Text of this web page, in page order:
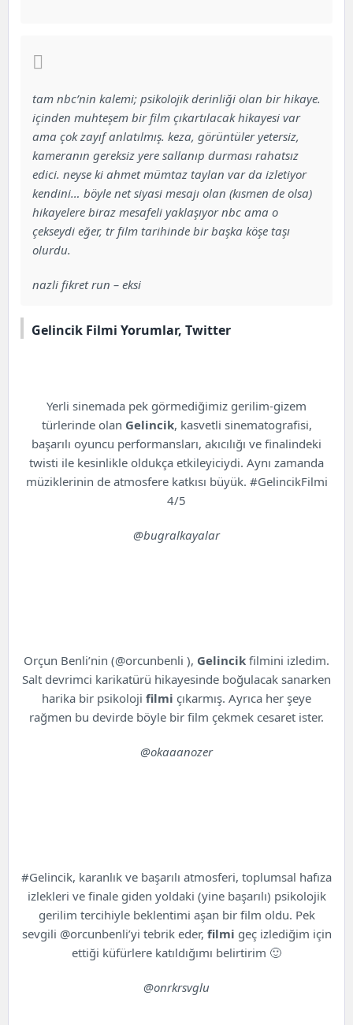
tam nbc’nin kalemi; psikolojik derinliği olan bir hikaye.
içinden muhteşem bir film çıkartılacak hikayesi var
ama çok zayıf anlatılmış. keza, görüntüler yetersiz,
kameranın gereksiz yere sallanıp durması rahatsız
edici. neyse ki ahmet mümtaz taylan var da izletiyor
kendini… böyle net siyasi mesajı olan (kısmen de olsa)
hikayelere biraz mesafeli yaklaşıyor nbc ama o
çekseydi eğer, tr film tarihinde bir başka köşe taşı
olurdu.
nazli fikret run – eksi
Gelincik Filmi Yorumlar, Twitter
Yerli sinemada pek görmediğimiz gerilim-gizem
türlerinde olan Gelincik, kasvetli sinematografisi,
başarılı oyuncu performansları, akıcılığı ve finalindeki
twisti ile kesinlikle oldukça etkileyiciydi. Aynı zamanda
müziklerinin de atmosfere katkısı büyük. #GelincikFilmi
4/5
@bugralkayalar
Orçun Benli’nin (@orcunbenli ), Gelincik filmini izledim.
Salt devrimci karikatürü hikayesinde boğulacak sanarken
harika bir psikoloji filmi çıkarmış. Ayrıca her şeye
rağmen bu devirde böyle bir film çekmek cesaret ister.
@okaaanozer
#Gelincik, karanlık ve başarılı atmosferi, toplumsal hafıza
izlekleri ve finale giden yoldaki (yine başarılı) psikolojik
gerilim tercihiyle beklentimi aşan bir film oldu. Pek
sevgili @orcunbenli’yi tebrik eder, filmi geç izlediğim için
ettiği küfürlere katıldığımı belirtirim 🙂
@onrkrsvglu